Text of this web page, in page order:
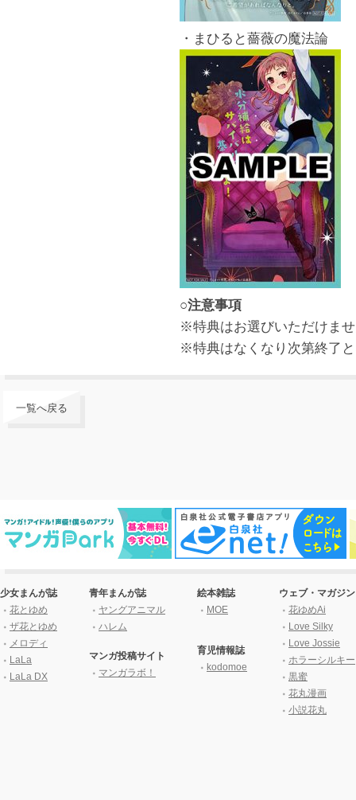
・まひると薔薇の魔法論
○注意事項
※特典はお選びいただけま
※特典はなくなり次第終了
一覧へ戻る
少女まんが誌
花とゆめ
ザ花とゆめ
メロディ
LaLa
LaLa DX
青年まんが誌
ヤングアニマル
ハレム
マンガ投稿サイト
マンガラボ！
絵本雑誌
MOE
育児情報誌
kodomoe
ウェブ・マガジン
花ゆめAi
Love Silky
Love Jossie
ホラーシルキー
黒蜜
花丸漫画
小説花丸